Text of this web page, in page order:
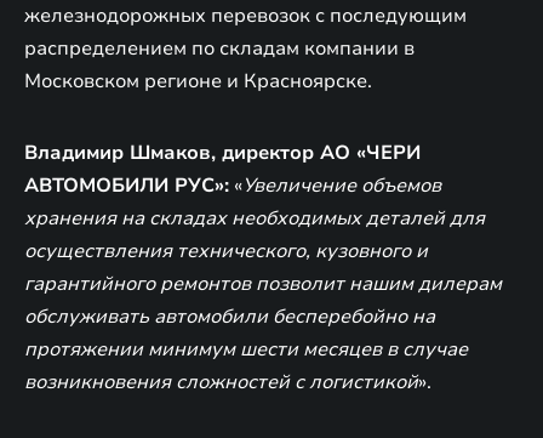
железнодорожных перевозок с последующим
распределением по складам компании в
Московском регионе и Красноярске.
Владимир Шмаков, директор АО «ЧЕРИ
АВТОМОБИЛИ РУС»: «Увеличение объемов
хранения на складах необходимых деталей для
осуществления технического, кузовного и
гарантийного ремонтов позволит нашим дилерам
обслуживать автомобили бесперебойно на
протяжении минимум шести месяцев в случае
возникновения сложностей с логистикой».